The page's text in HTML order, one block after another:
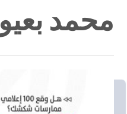
محمد بعيو